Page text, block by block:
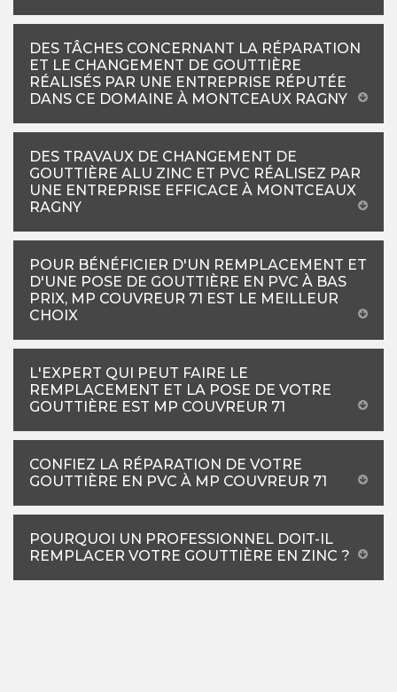
DES TÂCHES CONCERNANT LA RÉPARATION
ET LE CHANGEMENT DE GOUTTIÈRE
RÉALISÉS PAR UNE ENTREPRISE RÉPUTÉE
DANS CE DOMAINE À MONTCEAUX RAGNY
DES TRAVAUX DE CHANGEMENT DE
GOUTTIÈRE ALU ZINC ET PVC RÉALISEZ PAR
UNE ENTREPRISE EFFICACE À MONTCEAUX
RAGNY
POUR BÉNÉFICIER D'UN REMPLACEMENT ET
D'UNE POSE DE GOUTTIÈRE EN PVC À BAS
PRIX, MP COUVREUR 71 EST LE MEILLEUR
CHOIX
L'EXPERT QUI PEUT FAIRE LE
REMPLACEMENT ET LA POSE DE VOTRE
GOUTTIÈRE EST MP COUVREUR 71
CONFIEZ LA RÉPARATION DE VOTRE
GOUTTIÈRE EN PVC À MP COUVREUR 71
POURQUOI UN PROFESSIONNEL DOIT-IL
REMPLACER VOTRE GOUTTIÈRE EN ZINC ?